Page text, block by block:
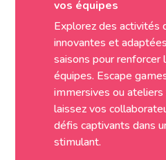
vos équipes
Explorez des activités
innovantes et
saisons pour renforcer
équipes. Escape
immersives ou
laissez vos
défis captivants dans
stimulant.